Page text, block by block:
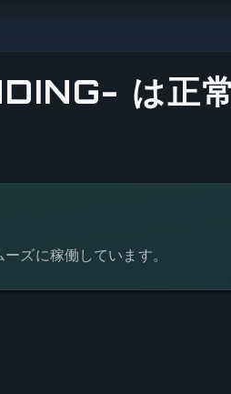
は正常
ズに稼働しています。